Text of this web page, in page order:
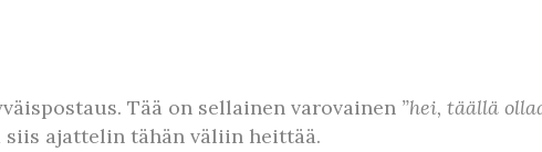
Tää on sellainen varovainen ”hei, täällä
ajattelin tähän väliin heittää.